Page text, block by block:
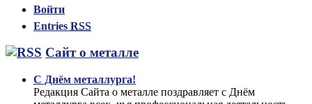
Войти
Entries RSS
Сайт о металле
С Днём металлурга!
Редакция Сайта о металле поздравляет с Днём